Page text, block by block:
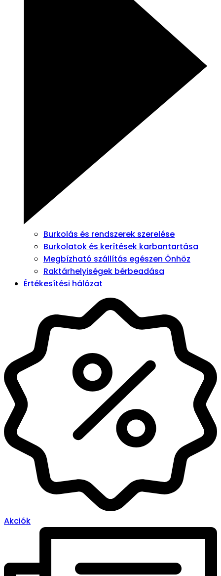
Burkolás és rendszerek szerelése
Burkolatok és kerítések karbantartása
Megbízható szállítás egészen Önhöz
Raktárhelyiségek bérbeadása
Értékesítési hálózat
Akciók